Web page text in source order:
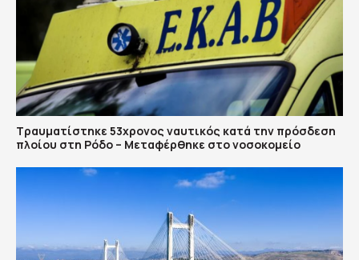
Τραυματίστηκε 53χρονος ναυτικός κατά την πρόσδεση
πλοίου στη Ρόδο – Μεταφέρθηκε στο νοσοκομείο